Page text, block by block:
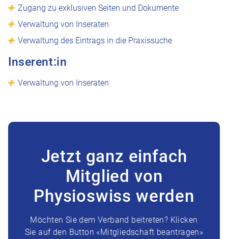
Zugang zu exklusiven Seiten und Dokumente
Verwaltung von Inseraten
Verwaltung des Eintrags in die Praxissuche
Inserent:in
Verwaltung von Inseraten
Jetzt ganz einfach
Mitglied von
Physioswiss werden
Möchten Sie dem Verband beitreten? Klicken
Sie auf den Button «Mitgliedschaft beantragen»